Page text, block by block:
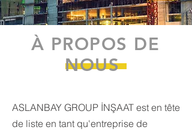
À PROPOS DE
NOUS
ASLANBAY GROUP İNŞAAT est en tête
de liste en tant qu'entreprise de